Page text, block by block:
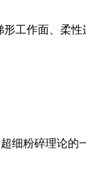
工作面、柔
细粉碎理论